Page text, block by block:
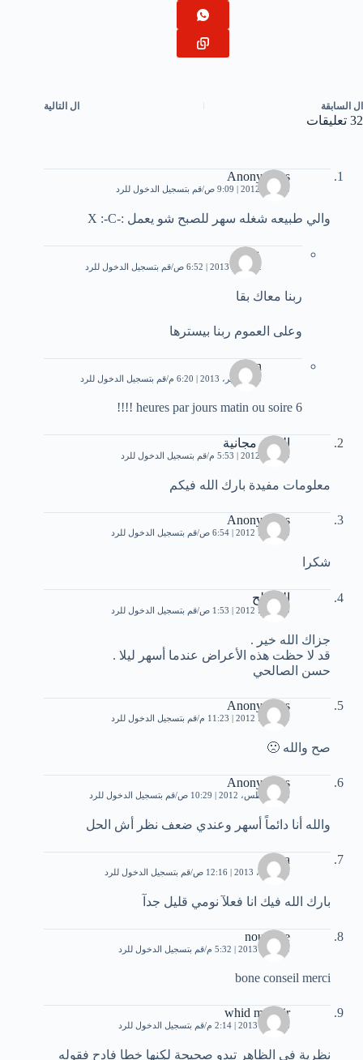
ال السابقة ال التالية
32 تعليقات
Anonymous
5 يوليو، 2012 | 9:09 ص قم بتسجيل الدخول للرد
والي طبيعه شغله سهر للصبح شو يعمل :-X :-C
عماد
12 مايو، 2013 | 6:52 ص قم بتسجيل الدخول للرد
ربنا معاك بقا
وعلى العموم ربنا بيسترها
imen
28 سبتمبر، 2013 | 6:20 م قم بتسجيل الدخول للرد
6 heures par jours matin ou soire !!!!
العاب مجانية
9 يوليو، 2012 | 5:53 م قم بتسجيل الدخول للرد
معلومات مفيدة بارك الله فيكم
Anonymous
23 يوليو، 2012 | 6:54 ص قم بتسجيل الدخول للرد
شكرا
المصلح
29 يوليو، 2012 | 1:53 ص قم بتسجيل الدخول للرد
جزاك الله خير .
قد لا حظت هذه الأعراض عندما أسهر ليلا .
حسن الصالحي
Anonymous
29 يوليو، 2012 | 11:23 م قم بتسجيل الدخول للرد
صح والله 🙁
Anonymous
28 أغسطس، 2012 | 10:29 ص قم بتسجيل الدخول للرد
والله أنا دائماً أسهر وعندي ضعف نظر أش الحل
sara
20 أبريل، 2013 | 12:16 ص قم بتسجيل الدخول للرد
بارك الله فيك انا فعلآ نومي قليل جدآ
nourdine
13 مايو، 2013 | 5:32 م قم بتسجيل الدخول للرد
bone conseil merci
whid mounir
26 مايو، 2013 | 2:14 م قم بتسجيل الدخول للرد
نظرية في الظاهر تبدو صحيحة لكنها خطا فادح فقوله